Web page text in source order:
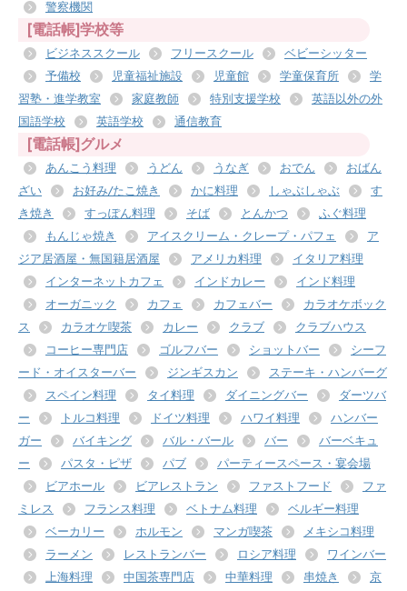
警察機関
[電話帳]学校等
ビジネススクール フリースクール
ベビーシッター
予備校
児童福祉施設 児童館 学童保育所
学
習塾・進学教室
家庭教師 特別支援学校
英語以外の外
国語学校
英語学校 通信教育
[電話帳]グルメ
あんこう料理 うどん うなぎ おでん
おばん
ざい
お好み/たこ焼き かに料理 しゃぶしゃぶ
す
き焼き
すっぽん料理 そば とんかつ
ふぐ料理
もんじゃ焼き
アイスクリーム・クレープ・パフェ
ア
ジア居酒屋・無国籍居酒屋
アメリカ料理
イタリア料理
インターネットカフェ
インドカレー
インド料理
オーガニック
カフェ カフェバー
カラオケボック
ス
カラオケ喫茶 カレー クラブ
クラブハウス
コーヒー専門店
ゴルフバー ショットバー
シーフ
ード・オイスターバー
ジンギスカン
ステーキ・ハンバーグ
スペイン料理
タイ料理 ダイニングバー
ダーツバ
ー
トルコ料理 ドイツ料理 ハワイ料理
ハンバー
ガー
バイキング バル・バール バー
バーベキュ
ー
パスタ・ピザ パブ
パーティースペース・宴会場
ビアホール
ビアレストラン ファストフード
ファ
ミレス
フランス料理 ベトナム料理
ベルギー料理
ベーカリー
ホルモン マンガ喫茶
メキシコ料理
ラーメン
レストランバー ロシア料理
ワインバー
上海料理
中国茶専門店 中華料理 串焼き
京